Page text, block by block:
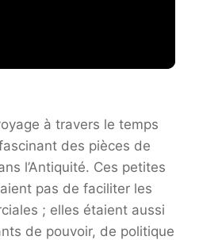
à travers le temps
des pièces de
l’Antiquité. Ces petites
pas de faciliter les
; elles étaient aussi
de pouvoir, de politique